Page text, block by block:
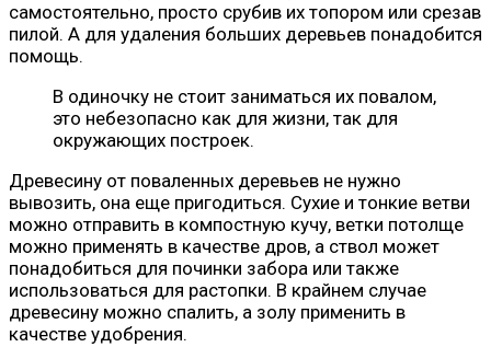
самостоятельно, просто срубив их топором или срезав
пилой. А для удаления больших деревьев понадобится
помощь.
В одиночку не стоит заниматься их повалом,
это небезопасно как для жизни, так для
окружающих построек.
Древесину от поваленных деревьев не нужно
вывозить, она еще пригодиться. Сухие и тонкие ветви
можно отправить в компостную кучу, ветки потолще
можно применять в качестве дров, а ствол может
понадобиться для починки забора или также
использоваться для растопки. В крайнем случае
древесину можно спалить, а золу применить в
качестве удобрения.